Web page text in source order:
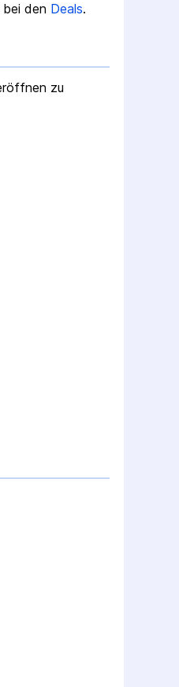
den Deals.
zu